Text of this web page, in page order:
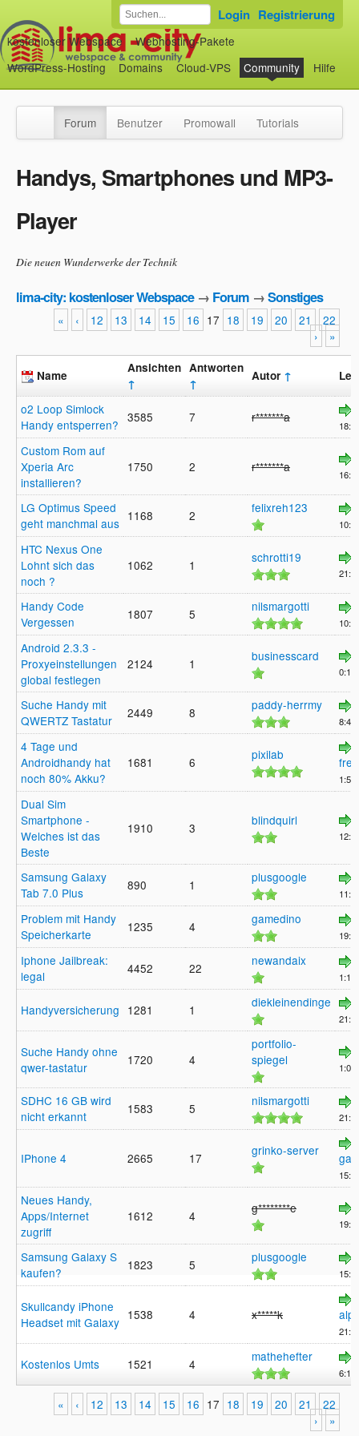
kostenloser Webspace
Webhosting-Pakete
WordPress-Hosting
Domains Cloud-VPS Community Hilfe
Login Registrierung
Forum Benutzer Promowall Tutorials
Handys, Smartphones und MP3-
Player
Die neuen Wunderwerke der Technik
lima-city: kostenloser Webspace→ Forum →Sonstiges
« ‹ 12 13 14 15 16 17 18 19 20 21
22
›
»
Name
Ansichten
↑
Antworten
↑
Autor ↑
o2 Loop Simlock
Handy entsperren? 3585 7 r*******a
Custom Rom auf
Xperia Arc
installieren?
1750 2 r*******a
LG Optimus Speed
geht manchmal aus 1168 2 felixreh123
HTC Nexus One
Lohnt sich das
noch ?
1062 1 schrotti19
Handy Code
Vergessen
1807 5 nilsmargotti
Android 2.3.3 -
Proxyeinstellungen
global festlegen
2124 1 businesscard
Suche Handy mit
QWERTZ Tastatur
2449 8 paddy-herrmy
4 Tage und
Androidhandy hat
noch 80% Akku?
1681 6 pixilab
Dual Sim
Smartphone -
Welches ist das
Beste
1910 3 blindquirl
Samsung Galaxy
Tab 7.0 Plus
890 1 plusgoogle
Problem mit Handy
Speicherkarte
1235 4 gamedino
Iphone Jailbreak:
legal
4452 22 newandaix
Handyversicherung 1281 1 diekleinendinge
Suche Handy ohne
qwer-tastatur
1720 4
portfolio-
spiegel
SDHC 16 GB wird
nicht erkannt
1583 5 nilsmargotti
IPhone 4 2665 17 grinko-server
Neues Handy,
Apps/Internet
zugriff
1612 4 g********e
Samsung Galaxy S
kaufen?
1823 5 plusgoogle
Skullcandy iPhone
Headset mit Galaxy 1538 4 x*****k
Kostenlos Umts 1521 4 mathehefter
« ‹ 12 13 14 15 16 17 18 19 20 21
22
›
»